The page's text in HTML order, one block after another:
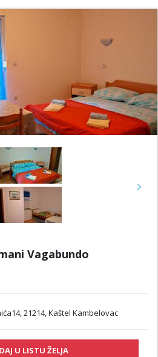
Next
Vagabundo
21214, Kaštel Kambelovac
U LISTU ŽELJA